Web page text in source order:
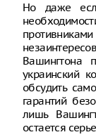
Но даже
Вашингтона
украинский
обсудить
гарантий
лишь
остается